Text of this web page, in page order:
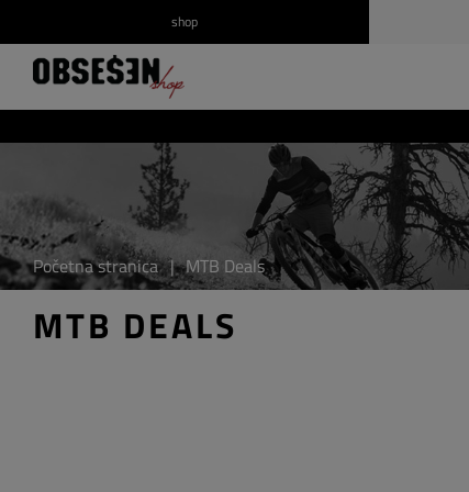
shop
Početna stranica | MTB Deals
MTB DEALS